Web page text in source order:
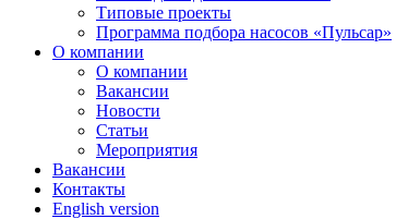
Типовые проекты
Программа подбора насосов «Пульсар»
О компании
О компании
Вакансии
Новости
Статьи
Мероприятия
Вакансии
Контакты
English version